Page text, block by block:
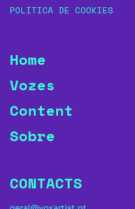
POLÍTICA DE COOKIES
Home
Vozes
Content
Sobre
CONTACTS